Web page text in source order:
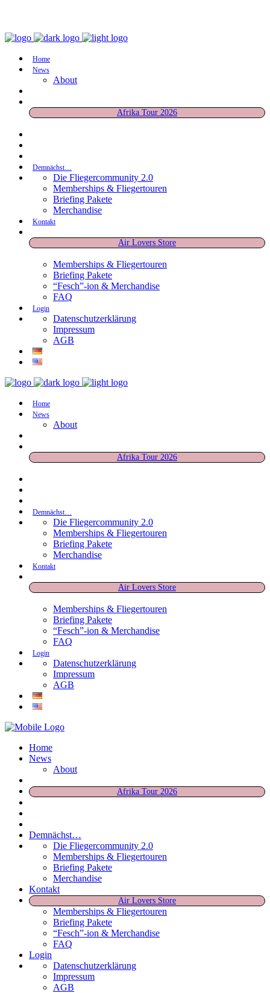
Home
News
About
Afrika Tour 2026
Demnächst…
Die Fliegercommunity 2.0
Memberships & Fliegertouren
Briefing Pakete
Merchandise
Kontakt
Air Lovers Store
Memberships & Fliegertouren
Briefing Pakete
“Fesch”-ion & Merchandise
FAQ
Login
Datenschutzerklärung
Impressum
AGB
Home
News
About
Afrika Tour 2026
Demnächst…
Die Fliegercommunity 2.0
Memberships & Fliegertouren
Briefing Pakete
Merchandise
Kontakt
Air Lovers Store
Memberships & Fliegertouren
Briefing Pakete
“Fesch”-ion & Merchandise
FAQ
Login
Datenschutzerklärung
Impressum
AGB
Home
News
About
Afrika Tour 2026
Demnächst…
Die Fliegercommunity 2.0
Memberships & Fliegertouren
Briefing Pakete
Merchandise
Kontakt
Air Lovers Store
Memberships & Fliegertouren
Briefing Pakete
“Fesch”-ion & Merchandise
FAQ
Login
Datenschutzerklärung
Impressum
AGB